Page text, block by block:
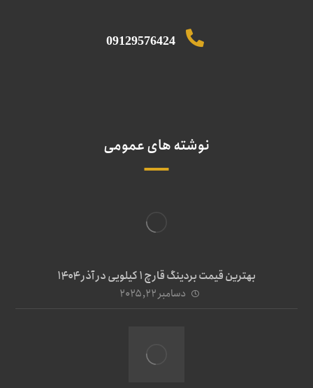
09129576424
نوشته های عمومی
بهترین قیمت بردینگ قارچ 1 کیلویی در آذر ۱۴۰۴
دسامبر ۲۲, ۲۰۲۵